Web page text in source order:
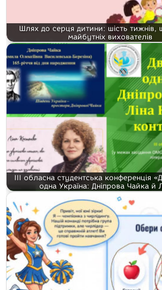
Шлях до серця дитини: шість тижнів,
майбутніх вихователів
ІІІ обласна студентська конференція
одна Україна: Дніпрова Чайка й